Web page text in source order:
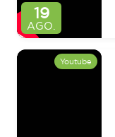
19
AGO.
Youtube